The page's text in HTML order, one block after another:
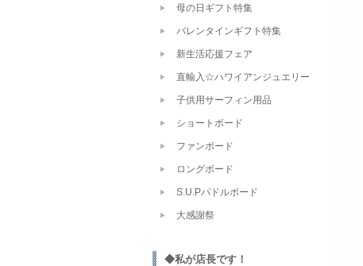
母の日ギフト特集
バレンタインギフト特集
新生活応援フェア
直輸入☆ハワイアンジュエリー
子供用サーフィン用品
ショートボード
ファンボード
ロングボード
S.U.Pパドルボード
大感謝祭
◆私が店長です！